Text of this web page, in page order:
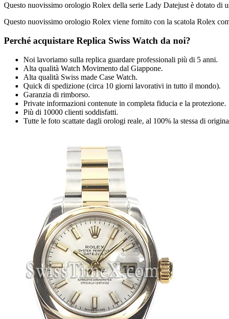
Questo nuovissimo orologio Rolex della serie Lady Datejust è dotato di
Questo nuovissimo orologio Rolex viene fornito con la scatola Rolex
Perché acquistare Replica Swiss Watch da noi?
Noi lavoriamo sulla replica guardare professionali più di 5 anni.
Alta qualità Watch Movimento dal Giappone.
Alta qualità Swiss made Case Watch.
Quick di spedizione (circa 10 giorni lavorativi in tutto il mondo).
Garanzia di rimborso.
Private informazioni contenute in completa fiducia e la protezione.
Più di 10000 clienti soddisfatti.
Tutte le foto scattate dagli orologi reale, al 100% la stessa di